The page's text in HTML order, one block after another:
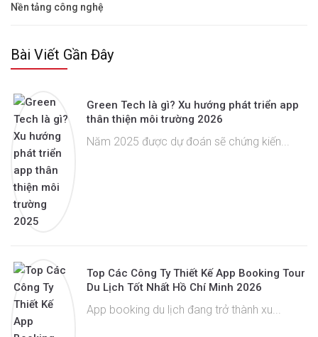
Nền tảng công nghệ
Bài Viết Gần Đây
Green Tech là gì? Xu hướng phát triển app
thân thiện môi trường 2026
Năm 2025 được dự đoán sẽ chứng kiến...
Top Các Công Ty Thiết Kế App Booking Tour
Du Lịch Tốt Nhất Hồ Chí Minh 2026
App booking du lịch đang trở thành xu...